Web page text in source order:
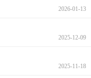
2026-01-13
2025-12-09
2025-11-18